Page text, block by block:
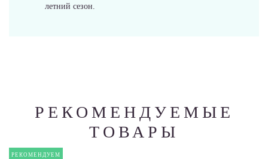
летний сезон.
РЕКОМЕНДУЕМЫЕ
ТОВАРЫ
РЕКОМЕНДУЕМ